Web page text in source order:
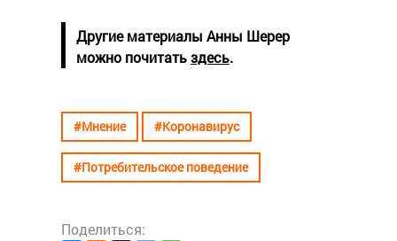
Другие материалы Анны Шерер
можно почитатьздесь.
#Мнение #Коронавирус
#Потребительское поведение
Поделиться: